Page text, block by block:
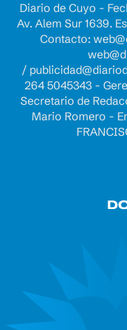
Diario de Cuyo -
Av. Alem Sur 1639.
Contacto:
/
264 5045343 -
Secretario de
Mario Romero -